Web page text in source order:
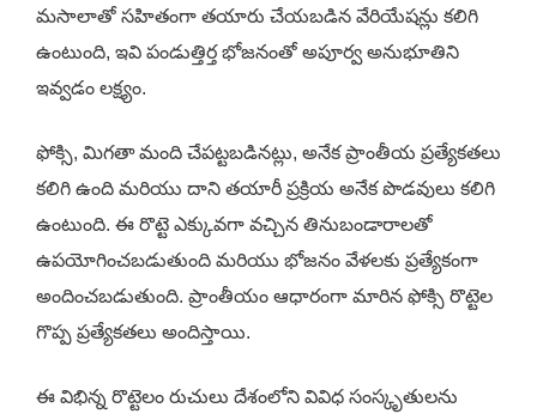
మసాలాతో సహితంగా తయారు చేయబడిన వేరియేషన్లు కలిగి
ఉంటుంది, ఇవి పండుత్తిర్త భోజనంతో అపూర్వ అనుభూతిని
ఇవ్వడం లక్ష్యం.
ఫోక్సి, మిగతా మంది చేపట్టబడినట్లు, అనేక ప్రాంతీయ ప్రత్యేకతలు
కలిగి ఉంది మరియు దాని తయారీ ప్రక్రియ అనేక పొడవులు కలిగి
ఉంటుంది. ఈ రొట్టె ఎక్కువగా వచ్చిన తినుబండారాలతో
ఉపయోగించబడుతుంది మరియు భోజనం వేళలకు ప్రత్యేకంగా
అందించబడుతుంది. ప్రాంతీయం ఆధారంగా మారిన ఫోక్సి రొట్టెల
గొప్ప ప్రత్యేకతలు అందిస్తాయి.
ఈ విభిన్న రొట్టెలం రుచులు దేశంలోని వివిధ సంస్కృతులను